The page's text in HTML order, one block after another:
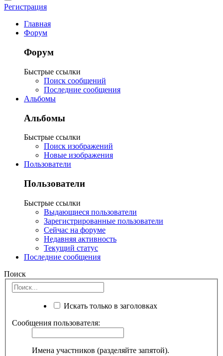
Регистрация
Главная
Форум
Форум
Быстрые ссылки
Поиск сообщений
Последние сообщения
Альбомы
Альбомы
Быстрые ссылки
Поиск изображений
Новые изображения
Пользователи
Пользователи
Быстрые ссылки
Выдающиеся пользователи
Зарегистрированные пользователи
Сейчас на форуме
Недавняя активность
Текущий статус
Последние сообщения
Поиск
Искать только в заголовках
Сообщения пользователя:
Имена участников (разделяйте запятой).